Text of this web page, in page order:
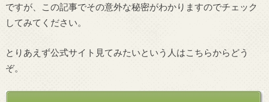
ですが、この記事でその意外な秘密がわかりますのでチェック
してみてください。
とりあえず公式サイト見てみたいという人はこちらからどう
ぞ。